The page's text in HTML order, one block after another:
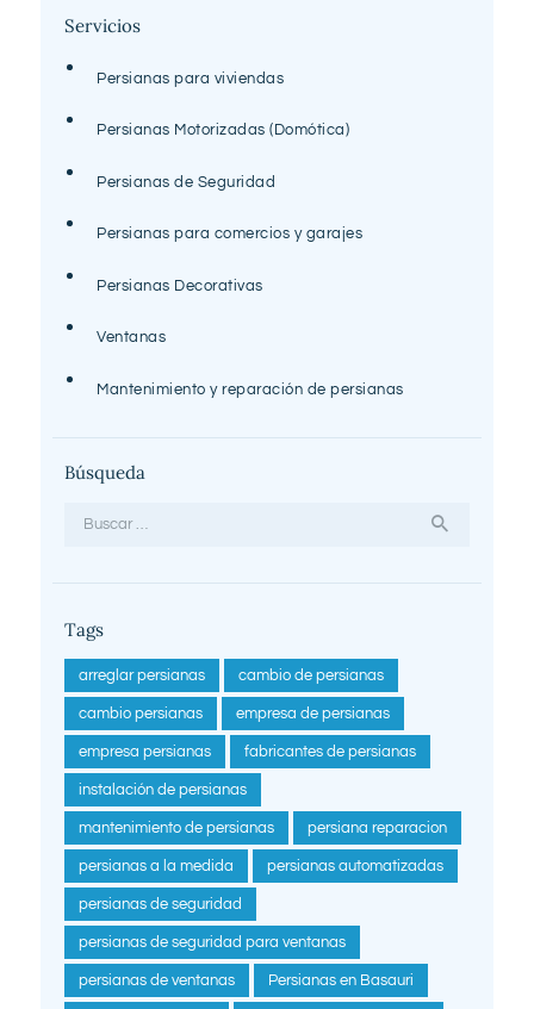
Servicios
Persianas para viviendas
Persianas Motorizadas (Domótica)
Persianas de Seguridad
Persianas para comercios y garajes
Persianas Decorativas
Ventanas
Mantenimiento y reparación de persianas
Búsqueda
Tags
arreglar persianas cambio de persianas
cambio persianas empresa de persianas
empresa persianas fabricantes de persianas
instalación de persianas
mantenimiento de persianas persiana reparacion
persianas a la medida persianas automatizadas
persianas de seguridad
persianas de seguridad para ventanas
persianas de ventanas Persianas en Basauri